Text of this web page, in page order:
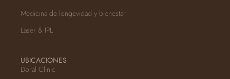
Medicina de longevidad y bienestar
Laser & IPL
UBICACIONES
Doral Clinic